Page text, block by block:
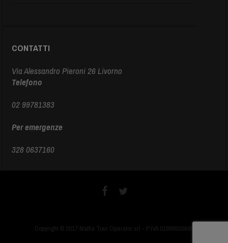
CONTATTI
Via Alessandro Pieroni 26 Livorno
Telefono
02 99781383
Per emergenze
328 0637160
Copyright © 2017 Mattia Tour Operator srl - P.IVA 01666500499